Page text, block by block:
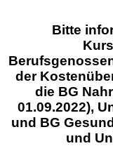
Bitte
der
die BG
01.09.2022),
und BG
und